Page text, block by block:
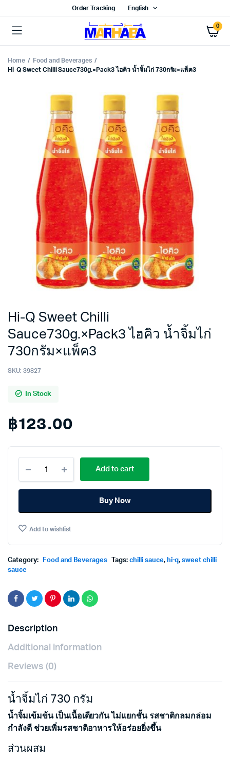
Order Tracking English
0
Home
Food and Beverages
Hi-Q Sweet Chilli Sauce730g.×Pack3 ไฮคิว น้ำจิ้มไก่ 730กรัม×แพ็ค3
Hi-Q Sweet Chilli
Sauce730g.×Pack3 ไฮคิว น้ำจิ้มไก่
730กรัม×แพ็ค3
SKU: 39827
In Stock
฿123.00
Sweet
Chilli
ไฮ
น้ำ
730กรัม×แพ็ค3
Add to cart
Buy Now
Add to wishlist
Category: Food and Beverages Tags: chilli sauce, hi-q,sweet chilli
sauce
Description
Additional information
Reviews (0)
น้ำจิ้มไก่ 730 กรัม
น้ำจิ้มเข้มข้น เป็นเนื้อเดียวกัน ไม่แยกชั้น รสชาติกลมกล่อม
กำลังดี ช่วยเพิ่มรสชาติอาหารให้อร่อยยิ่งขึ้น
ส่วนผสม